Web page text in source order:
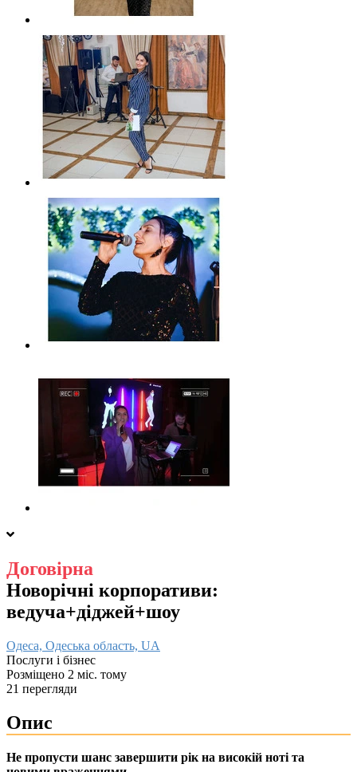
Договірна
Новорічні корпоративи:
ведуча+діджей+шоу
Одеса, Одеська область, UA
Послуги і бізнес
Розміщено 2 міс. тому
21 перегляди
Опис
Не пропусти шанс завершити рік на високій ноті та